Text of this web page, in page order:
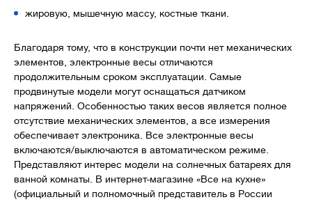
жировую, мышечную массу, костные ткани.
Благодаря тому, что в конструкции почти нет механических
элементов, электронные весы отличаются
продолжительным сроком эксплуатации. Самые
продвинутые модели могут оснащаться датчиком
напряжений. Особенностью таких весов является полное
отсутствие механических элементов, а все измерения
обеспечивает электроника. Все электронные весы
включаются/выключаются в автоматическом режиме.
Представляют интерес модели на солнечных батареях для
ванной комнаты. В интернет-магазине «Все на кухне»
(официальный и полномочный представитель в России